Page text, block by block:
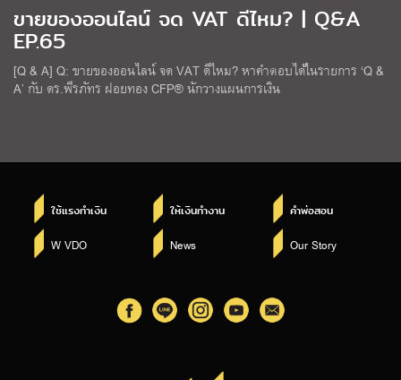
ขายของออนไลน์ จด VAT ดีไหม? | Q&A
EP.65
[Q & A] Q: ขายของออนไลน์ จด VAT ดีไหม? หาคำตอบได้ในรายการ ‘Q &
A’ กับ ดร.พีรภัทร ฝอยทอง CFP® นักวางแผนการเงิน
ใช้แรงทำเงิน ให้เงินทำงาน คำพ่อสอน
W VDO News Our Story